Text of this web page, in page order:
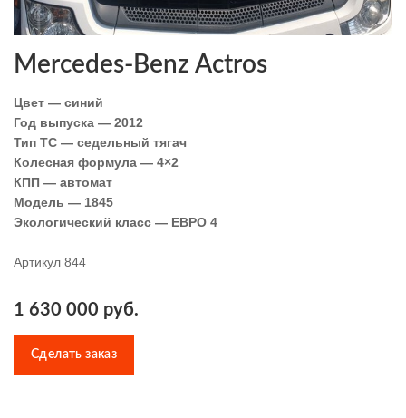
Mercedes-Benz Actros
Цвет — синий
Год выпуска — 2012
Тип ТС — седельный тягач
Колесная формула — 4×2
КПП — автомат
Модель — 1845
Экологический класс — ЕВРО 4
Артикул 844
1 630 000 руб.
Сделать заказ